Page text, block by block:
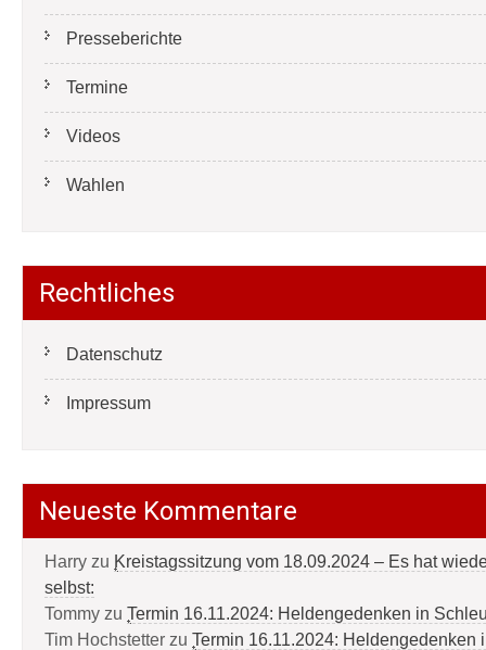
Presseberichte
Termine
Videos
Wahlen
Rechtliches
Datenschutz
Impressum
Neueste Kommentare
Harry zu Kreistagssitzung vom 18.09.2024 – Es hat
selbst:
Tommy zu Termin 16.11.2024: Heldengedenken in
Tim Hochstetter zu Termin 16.11.2024: Heldengedenken